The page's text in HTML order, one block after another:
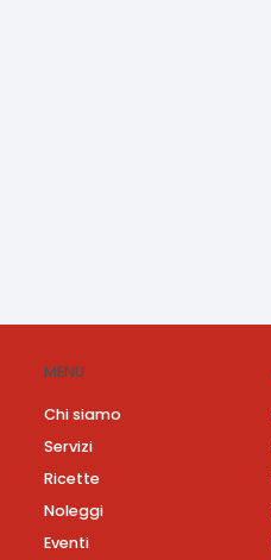
MENU
Chi siamo
Servizi
Ricette
Noleggi
Eventi